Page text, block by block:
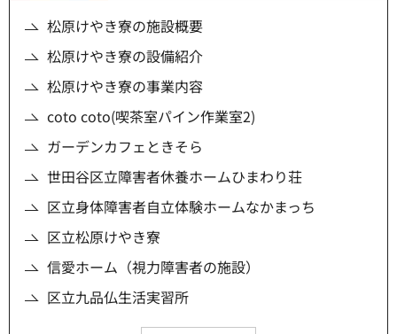
松原けやき寮の施設概要
松原けやき寮の設備紹介
松原けやき寮の事業内容
coto coto(喫茶室パイン作業室2)
ガーデンカフェときそら
世田谷区立障害者休養ホームひまわり荘
区立身体障害者自立体験ホームなかまっち
区立松原けやき寮
信愛ホーム（視力障害者の施設）
区立九品仏生活実習所